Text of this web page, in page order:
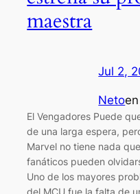
maestra
Jul 2,
Netoen
El Vengadores Puede
de una larga espera,
Marvel no tiene nada
fanáticos pueden
Uno de los mayores